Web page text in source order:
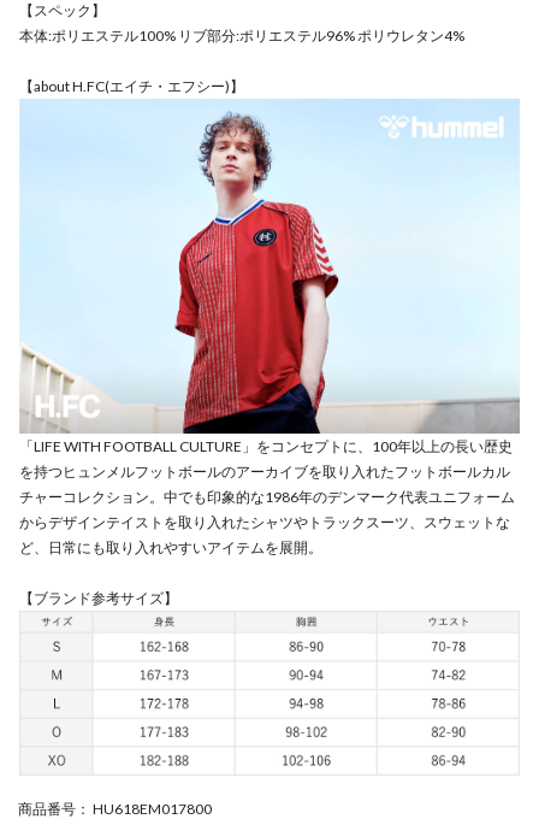
【スペック】
本体:ポリエステル100% リブ部分:ポリエステル96% ポリウレタン4%
【about H.FC(エイチ・エフシー)】
「LIFE WITH FOOTBALL CULTURE」をコンセプトに、100年以上の長い歴史
を持つヒュンメルフットボールのアーカイブを取り入れたフットボールカル
チャーコレクション。中でも印象的な1986年のデンマーク代表ユニフォーム
からデザインテイストを取り入れたシャツやトラックスーツ、スウェットな
ど、日常にも取り入れやすいアイテムを展開。
【ブランド参考サイズ】
商品番号 ： HU618EM017800